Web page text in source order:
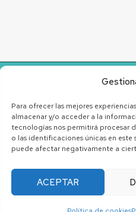
Para ofrecer las mejores
almacenar y/o acceder a la
tecnologías nos permitirá procesar
o las identificaciones únicas en
puede afectar negativamente a
ACEPTAR